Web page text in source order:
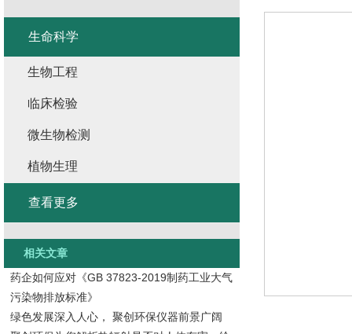
生命科学
生物工程
临床检验
微生物检测
植物生理
查看更多
相关文章
药企如何应对《GB 37823-2019制药工业大气
污染物排放标准》
绿色发展深入人心， 聚创环保仪器前景广阔